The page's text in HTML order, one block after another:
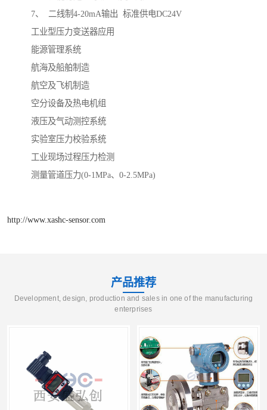
7、 二线制4-20mA输出 标准供电DC24V
工业型压力变送器应用
能源管理系统
航海及船舶制造
航空及飞机制造
空分设备及热电机组
液压及气动测控系统
实验室压力校验系统
工业现场过程压力检测
测量管道压力(0-1MPa、0-2.5MPa)
http://www.xashc-sensor.com
产品推荐
Development, design, production and sales in one of the manufacturing
enterprises